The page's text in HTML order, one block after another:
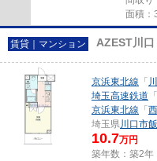
面積：
賃貸｜マンション AZEST川口
京浜東北線 「
埼玉高速鉄道 「
京浜東北線 「
埼玉県川口市
10.7万円
築年数：築2年